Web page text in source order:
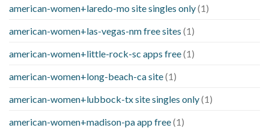
american-women+laredo-mo site singles only(1)
american-women+las-vegas-nm free sites (1)
american-women+little-rock-sc apps free(1)
american-women+long-beach-ca site(1)
american-women+lubbock-tx site singles only(1)
american-women+madison-pa app free(1)